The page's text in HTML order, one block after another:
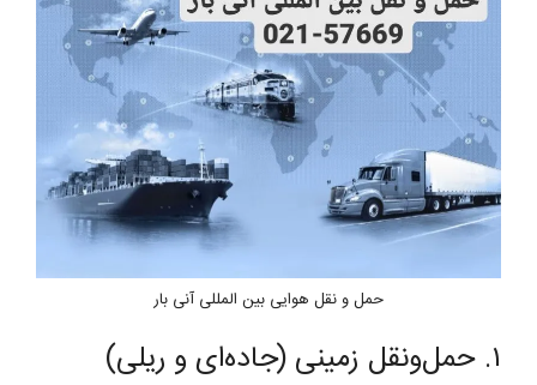
حمل و نقل هوایی بین المللی آنی بار
۱. حمل‌ونقل زمینی (جاده‌ای و ریلی)